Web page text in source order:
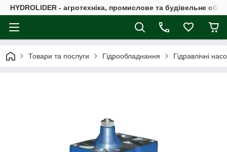
HYDROLIDER - агротехніка, промислове та будівельне
Товари та послуги Гідрообладнання Гідравлічні